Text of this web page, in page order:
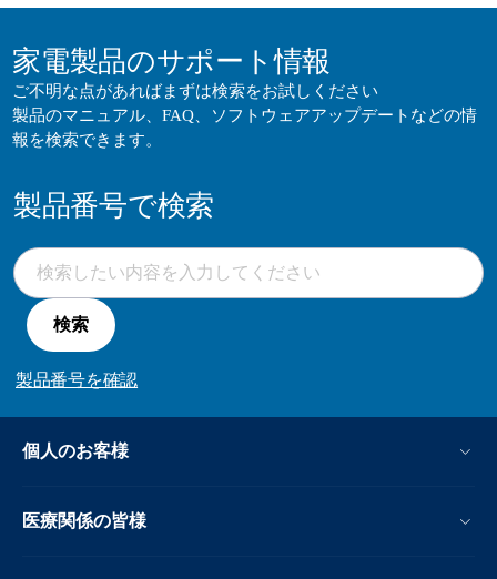
家電製品のサポート情報
ご不明な点があればまずは検索をお試しください
製品のマニュアル、FAQ、ソフトウェアアップデートなどの情
報を検索できます。
製品番号で検索
検索
製品番号を確認
個人のお客様
医療関係の皆様